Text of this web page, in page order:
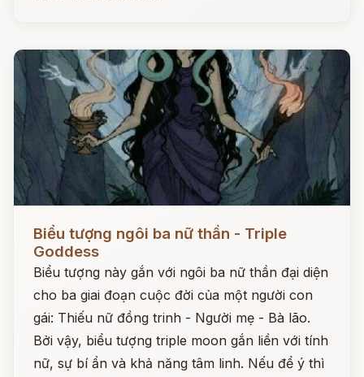
Đọc ngay
Biểu tượng ngôi ba nữ thần - Triple
Goddess
Biểu tượng này gắn với ngôi ba nữ thần đại diện
cho ba giai đoạn cuộc đời của một người con
gái: Thiếu nữ đồng trinh - Người mẹ - Bà lão.
Bởi vậy, biểu tượng triple moon gắn liền với tính
nữ, sự bí ẩn và khả năng tâm linh. Nếu để ý thì